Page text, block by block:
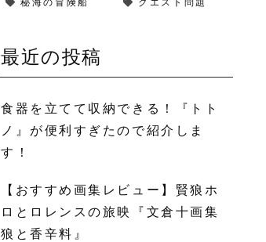
最近の投稿
食器を立てて収納できる！『トト
ノ』が便利すぎたので紹介しま
す！
【おすすめ画集レビュー】賢狼ホ
ロとロレンスの旅映『文倉十画集
狼と香辛料』